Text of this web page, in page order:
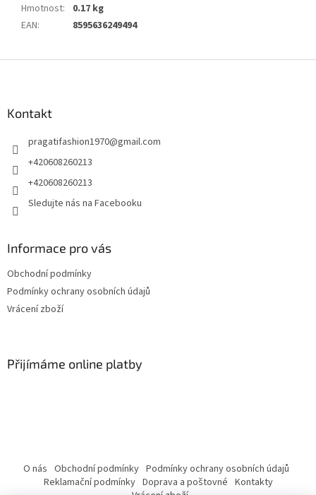
Hmotnost:
0.17 kg
EAN: 8595636249494
Kontakt
pragatifashion1970@gmail.com
+420608260213
+420608260213
Sledujte nás na Facebooku
Informace pro vás
Obchodní podmínky
Podmínky ochrany osobních údajů
Vrácení zboží
Přijímáme online platby
O nás Obchodní podmínky Podmínky ochrany osobních údajů
Reklamační podmínky Doprava a poštovné Kontakty